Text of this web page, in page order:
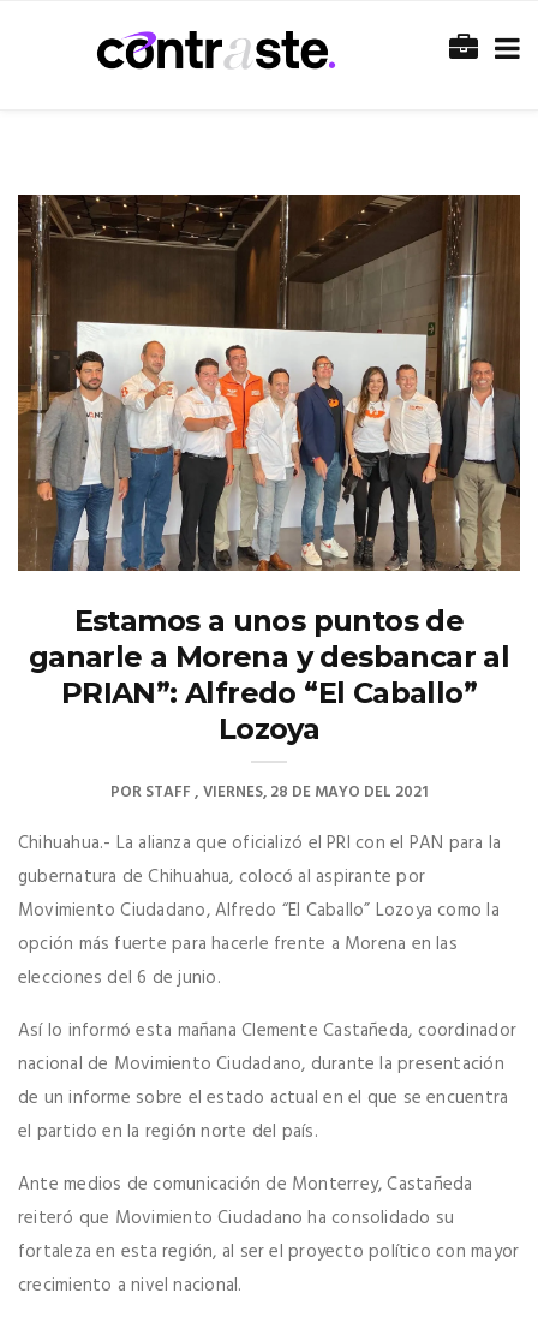
Estamos a unos puntos de
ganarle a Morena y desbancar al
PRIAN”: Alfredo “El Caballo”
Lozoya
PORSTAFF VIERNES, 28 DE MAYO DEL 2021
Chihuahua.- La alianza que oficializó el PRI con el PAN para la
gubernatura de Chihuahua, colocó al aspirante por
Movimiento Ciudadano, Alfredo “El Caballo” Lozoya como la
opción más fuerte para hacerle frente a Morena en las
elecciones del 6 de junio.
Así lo informó esta mañana Clemente Castañeda, coordinador
nacional de Movimiento Ciudadano, durante la presentación
de un informe sobre el estado actual en el que se encuentra
el partido en la región norte del país.
Ante medios de comunicación de Monterrey, Castañeda
reiteró que Movimiento Ciudadano ha consolidado su
fortaleza en esta región, al ser el proyecto político con mayor
crecimiento a nivel nacional.